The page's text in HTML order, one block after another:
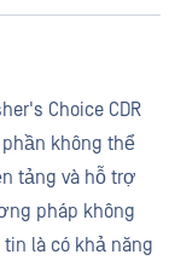
Choice CDR
không thể
tảng và hỗ trợ
pháp không
là có khả năng